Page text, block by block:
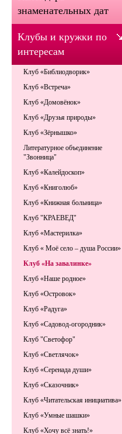
знаменательных дат
Клубы и кружки по
интересам
Клуб «Библиодворик»
Клуб «Встреча»
Клуб «Домовёнок»
Клуб «Друзья природы»
Клуб «Зёрнышко»
Литературное объединение
"Звонница"
Клуб «Калейдоскоп»
Клуб «Книголюб»
Клуб «Книжная больница»
Клуб "КРАЕВЕД"
Клуб «Мастерилка»
Клуб « Моё село – душа России»
Клуб «На завалинке»
Клуб «Наше родное»
Клуб «Островок»
Клуб «Радуга»
Клуб «Садовод-огородник»
Клуб "Светофор"
Клуб «Светлячок»
Клуб «Серенада души»
Клуб «Сказочник»
Клуб «Читательская инициатива»
Клуб «Умные шашки»
Клуб «Хочу всё знать!»